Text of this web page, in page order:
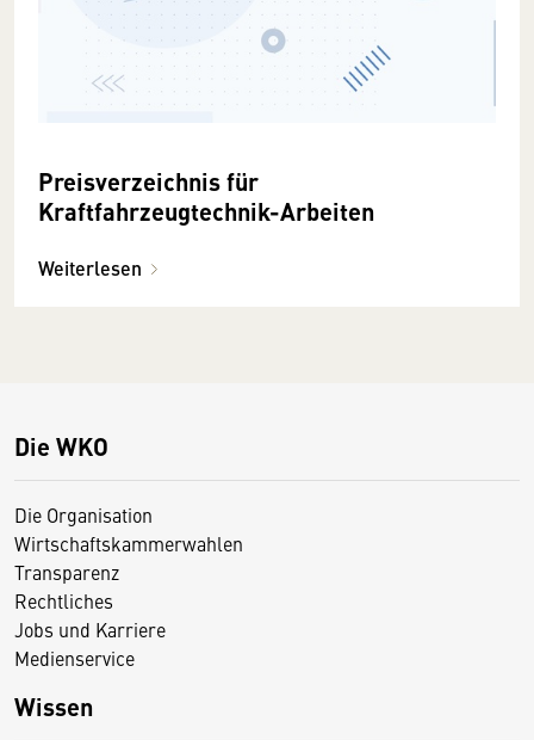
Preisverzeichnis für
Kraftfahrzeugtechnik-Arbeiten
Weiterlesen
Die WKO
Die Organisation
Wirtschaftskammerwahlen
Transparenz
Rechtliches
Jobs und Karriere
Medienservice
Wissen